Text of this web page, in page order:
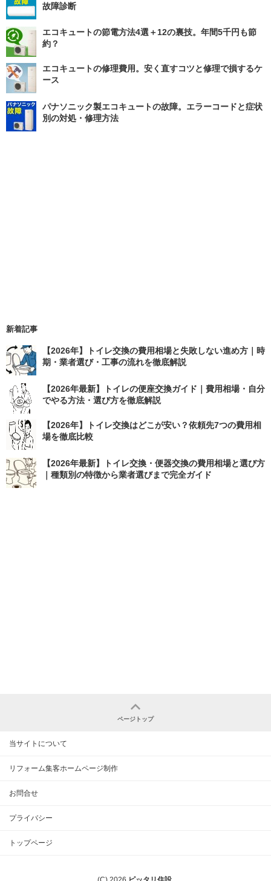
故障診断
エコキュートの節電方法4選＋12の裏技。年間5千円も節
約？
エコキュートの修理費用。安く直すコツと修理で損するケ
ース
パナソニック製エコキュートの故障。エラーコードと症状
別の対処・修理方法
新着記事
【2026年】トイレ交換の費用相場と失敗しない進め方｜時
期・業者選び・工事の流れを徹底解説
【2026年最新】トイレの便座交換ガイド｜費用相場・自分
でやる方法・選び方を徹底解説
【2026年】トイレ交換はどこが安い？依頼先7つの費用相
場を徹底比較
【2026年最新】トイレ交換・便器交換の費用相場と選び方
｜種類別の特徴から業者選びまで完全ガイド
ページトップ
当サイトについて
リフォーム集客ホームページ制作
お問合せ
プライバシー
トップページ